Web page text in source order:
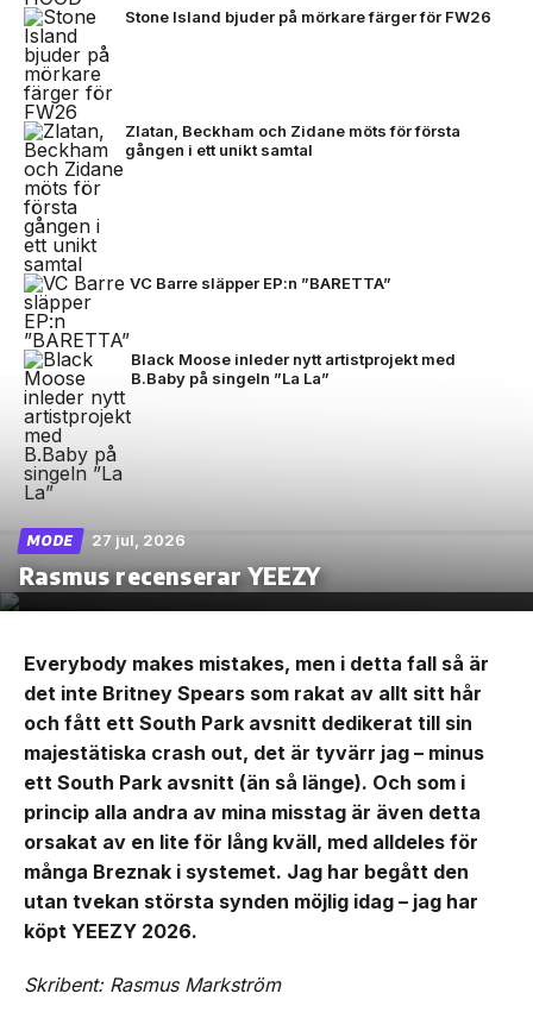
Stone Island bjuder på mörkare färger för FW26
Zlatan, Beckham och Zidane möts för första
gången i ett unikt samtal
VC Barre släpper EP:n ”BARETTA”
Black Moose inleder nytt artistprojekt med
B.Baby på singeln ”La La”
MODE 27 jul, 2026
Rasmus recenserar YEEZY
Everybody makes mistakes, men i detta fall så är
det inte Britney Spears som rakat av allt sitt hår
och fått ett South Park avsnitt dedikerat till sin
majestätiska crash out, det är tyvärr jag – minus
ett South Park avsnitt (än så länge). Och som i
princip alla andra av mina misstag är även detta
orsakat av en lite för lång kväll, med alldeles för
många Breznak i systemet. Jag har begått den
utan tvekan största synden möjlig idag – jag har
köpt YEEZY 2026.
Skribent: Rasmus Markström